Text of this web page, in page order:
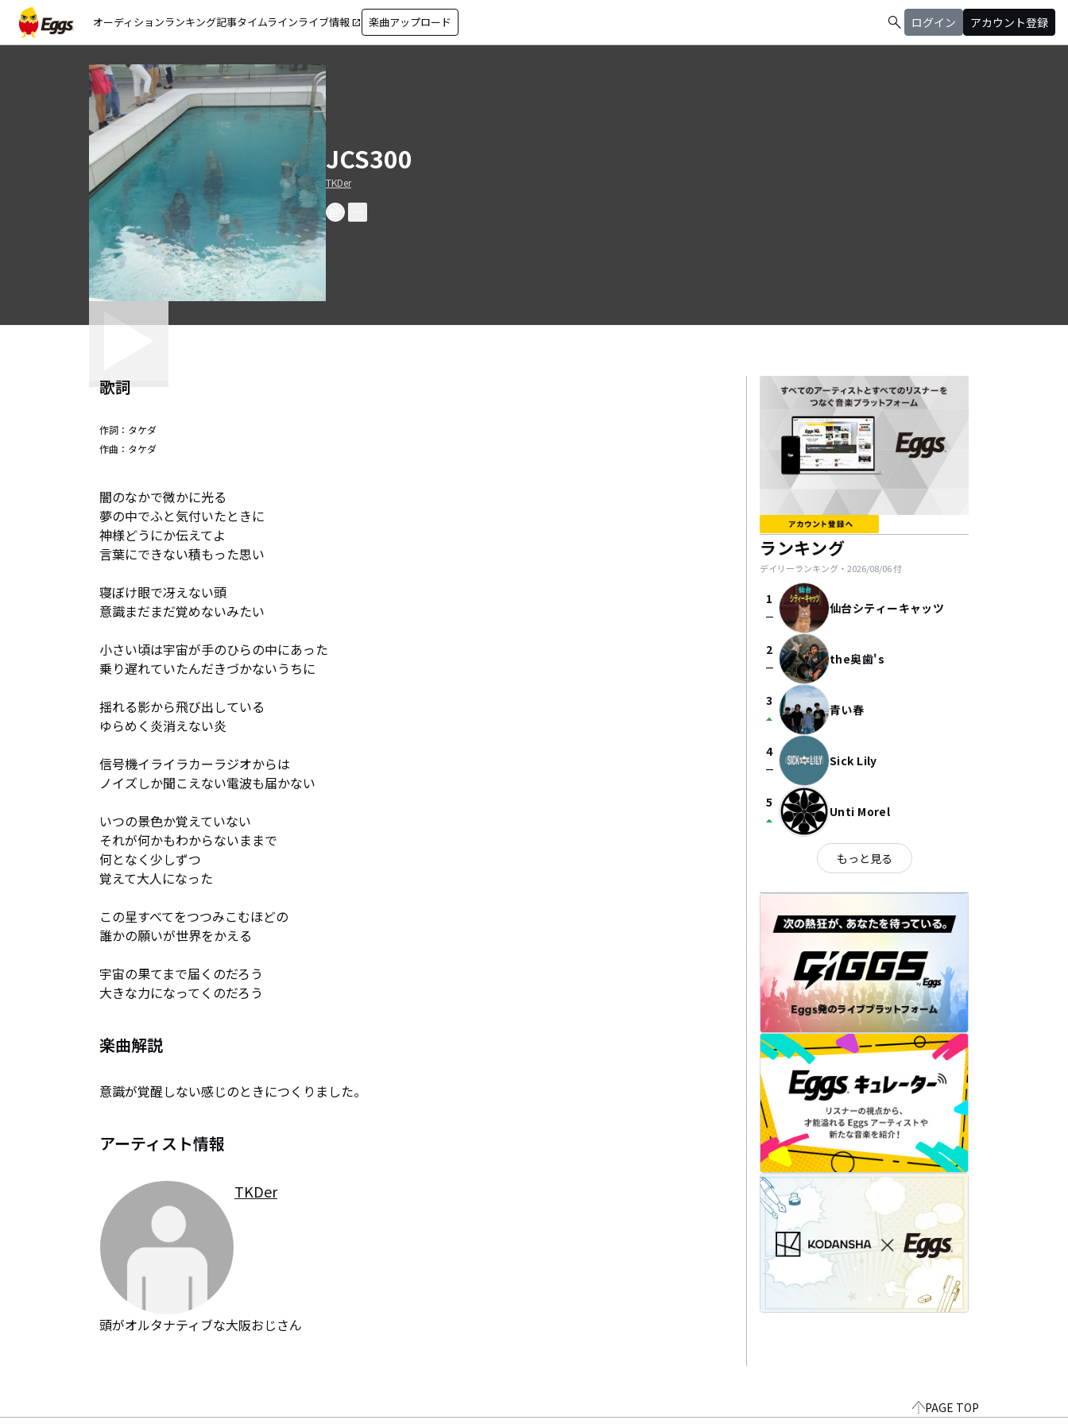
オーディションランキング記事タイムラインライブ情報 open_in_new 楽曲アップロード search ログイン アカウント登録
JCS300
TKDer
歌詞
作詞： タケダ
作曲： タケダ
闇のなかで微かに光る
夢の中でふと気付いたときに
神様どうにか伝えてよ
言葉にできない積もった思い
寝ぼけ眼で冴えない頭
意識まだまだ覚めないみたい
小さい頃は宇宙が手のひらの中にあった
乗り遅れていたんだきづかないうちに
揺れる影から飛び出している
ゆらめく炎消えない炎
信号機イライラカーラジオからは
ノイズしか聞こえない電波も届かない
いつの景色か覚えていない
それが何かもわからないままで
何となく少しずつ
覚えて大人になった
この星すべてをつつみこむほどの
誰かの願いが世界をかえる
宇宙の果てまで届くのだろう
大きな力になってくのだろう
楽曲解説
意識が覚醒しない感じのときにつくりました。
アーティスト情報
TKDer
頭がオルタナティブな大阪おじさん
ランキング
デイリーランキング・ 2026/08/06付
1
check_indeterminate_small 仙台シティーキャッツ
2
check_indeterminate_small the奥歯's
3
arrow_drop_up 青い春
4
check_indeterminate_small Sick Lily
5
arrow_drop_up Unti Morel
もっと見る
PAGE TOP